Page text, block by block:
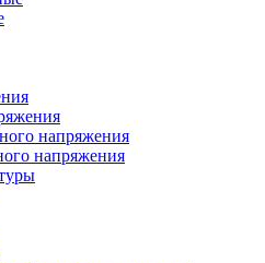
напряжения
напряжения